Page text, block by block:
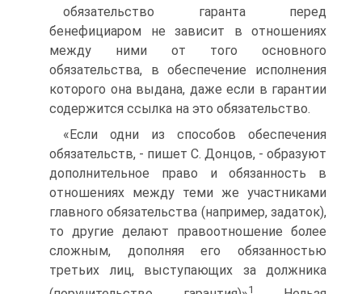
обязательство гаранта перед
бенефициаром не зависит в отношениях
между ними от того основного
обязательства, в обеспечение исполнения
которого она выдана, даже если в гарантии
содержится ссылка на это обязательство.
«Если одни из способов обеспечения
обязательств, - пишет С. Донцов, - образуют
дополнительное право и обязанность в
отношениях между теми же участниками
главного обязательства (например, задаток),
то другие делают правоотношение более
сложным, дополняя его обязанностью
третьих лиц, выступающих за должника
1